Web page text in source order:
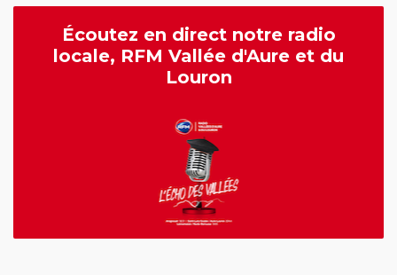
Écoutez en direct notre radio
locale, RFM Vallée d'Aure et du
Louron